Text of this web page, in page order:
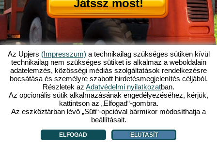
Játssz most!
Mi is az az Én Kicsi Tanyám?|
Itt olvashatod ennek a böngészős játéknak a történetét!| Ami rád vár...|
ÁSZF|Impresszum|Adatvédelmi nyilatkozat|Szabályzat|Fórum|
Támogatás|My Free Farm 2 App|Google Play|App Store
Böngészős játékok - Upjers.com|Sütik kezelése
Az Upjers (Impresszum) a technikailag szükséges sütiken kívül
technikailag nem szükséges sütiket is alkalmaz a weboldalain
adatelemzés, közösségi médiás szolgáltatások rendelkezésre
bocsátása és személyre szabott hirdetésmegjelenítés céljából.
Részletek az Adatvédelmi nyilatkozatban.
Az opcionális sütik alkalmazásának engedélyezéséhez, kérjük,
kattintson az „Elfogad“-gombra.
Az eszköztárban lévő „Süti“-opcióval bármikor módosíthatja a
beállításait.
ELFOGAD ELUTASÍT